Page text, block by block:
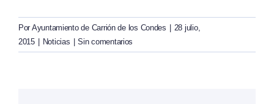
Por Ayuntamiento de Carrión de los Condes
28 julio,
2015
Noticias Sin comentarios